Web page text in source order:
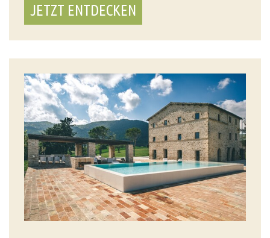
JETZT ENTDECKEN